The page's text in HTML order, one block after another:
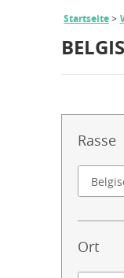
Startseite
Rasse
Ort